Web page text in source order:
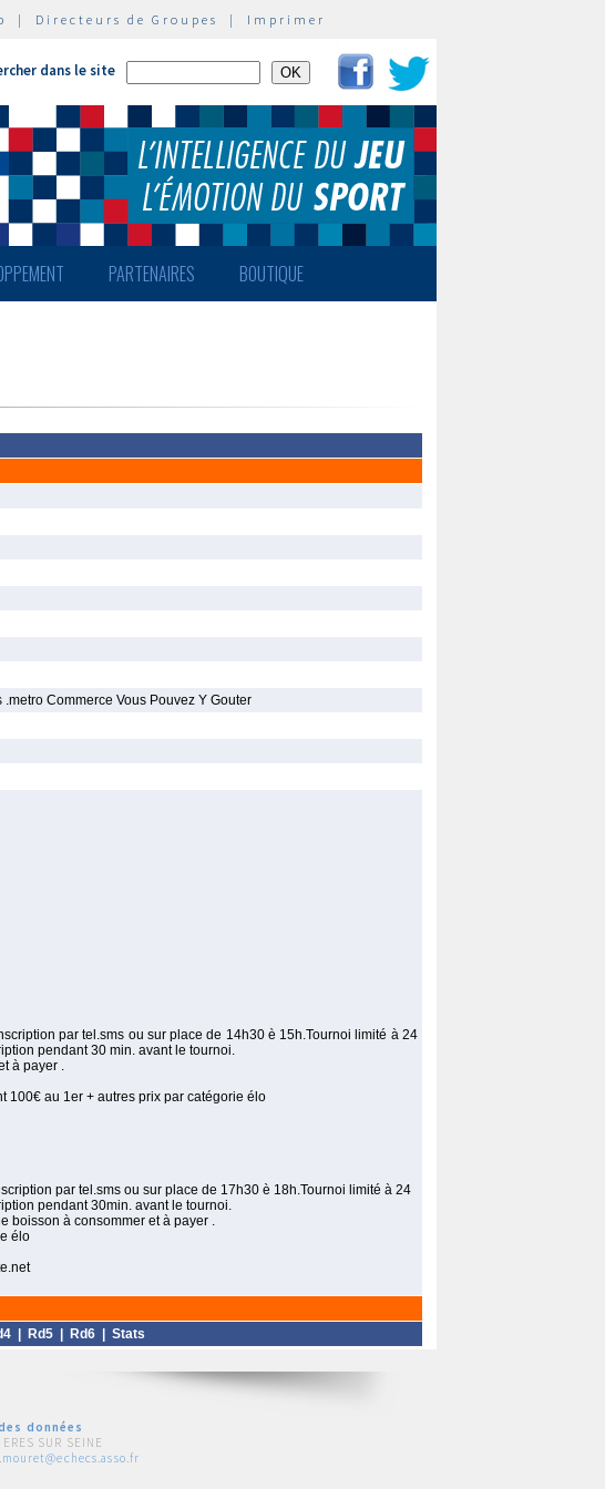
| Directeurs de Groupes | Imprimer
dans le site
PARTENAIRES BOUTIQUE
Commerce Vous Pouvez Y Gouter
par tel.sms ou sur place de 14h30 è 15h.Tournoi limité à 24
pendant 30 min. avant le tournoi.
à payer .
100€ au 1er + autres prix par catégorie élo
par tel.sms ou sur place de 17h30 è 18h.Tournoi limité à 24
pendant 30min. avant le tournoi.
boisson à consommer et à payer .
élo
Rd5 Rd6 Stats
données
SUR SEINE